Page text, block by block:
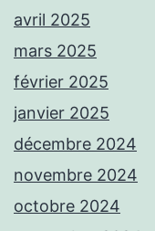
avril 2025
mars 2025
février 2025
janvier 2025
décembre 2024
novembre 2024
octobre 2024